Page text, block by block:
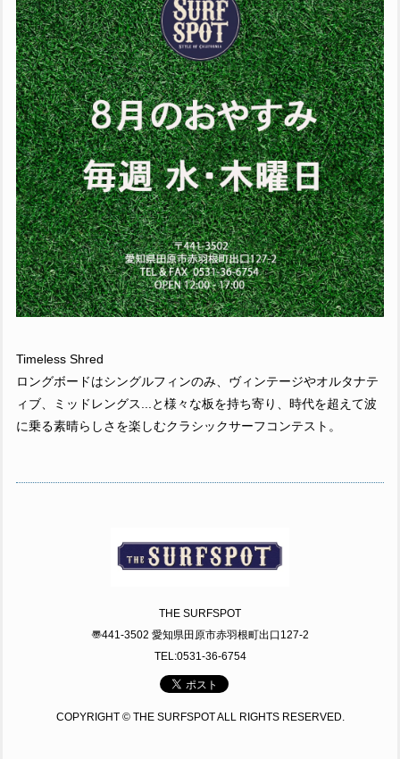
Timeless Shred
ロングボードはシングルフィンのみ、ヴィンテージやオルタナテ
ィブ、ミッドレングス...と様々な板を持ち寄り、時代を超えて波
に乗る素晴らしさを楽しむクラシックサーフコンテスト。
THE SURFSPOT
〠441-3502 愛知県田原市赤羽根町出口127-2
TEL:0531-36-6754
COPYRIGHT © THE SURFSPOT ALL RIGHTS RESERVED.